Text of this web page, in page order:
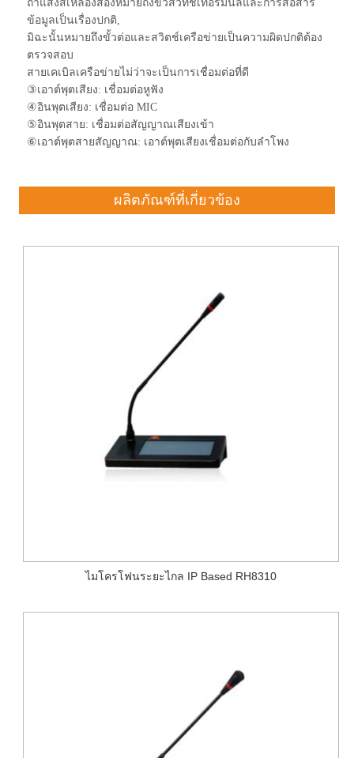
ถ้าแสงสีเหลืองส่องหมายถึงขั้วสวิทช์เทอร์มินัลและการสื่อสาร
ข้อมูลเป็นเรื่องปกติ,
มิฉะนั้นหมายถึงขั้วต่อและสวิตช์เครือข่ายเป็นความผิดปกติต้อง
ตรวจสอบ
สายเคเบิลเครือข่ายไม่ว่าจะเป็นการเชื่อมต่อที่ดี
③เอาต์พุตเสียง: เชื่อมต่อหูฟัง
④อินพุตเสียง: เชื่อมต่อ MIC
⑤อินพุตสาย: เชื่อมต่อสัญญาณเสียงเข้า
⑥เอาต์พุตสายสัญญาณ: เอาต์พุตเสียงเชื่อมต่อกับลำโพง
ผลิตภัณฑ์ที่เกี่ยวข้อง
ไมโครโฟนระยะไกล IP Based RH8310